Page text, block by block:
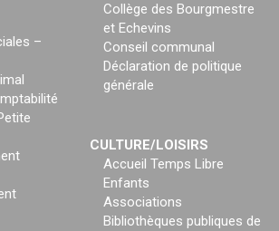
–
Collège des Bourgmestre
et Echevins
Conseil communal
Déclaration de politique
générale
CULTURE/LOISIRS
Accueil Temps Libre
Enfants
Associations
Bibliothèques publiques de